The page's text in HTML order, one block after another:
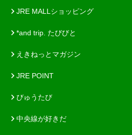
JRE MALLショッピング
*and trip. たびびと
えきねっとマガジン
JRE POINT
びゅうたび
中央線が好きだ